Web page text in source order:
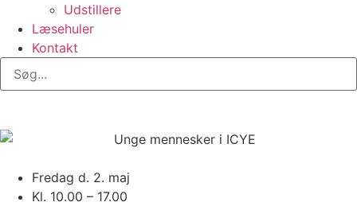
Udstillere
Læsehuler
Kontakt
Fredag d. 2. maj
Kl. 10.00 – 17.00